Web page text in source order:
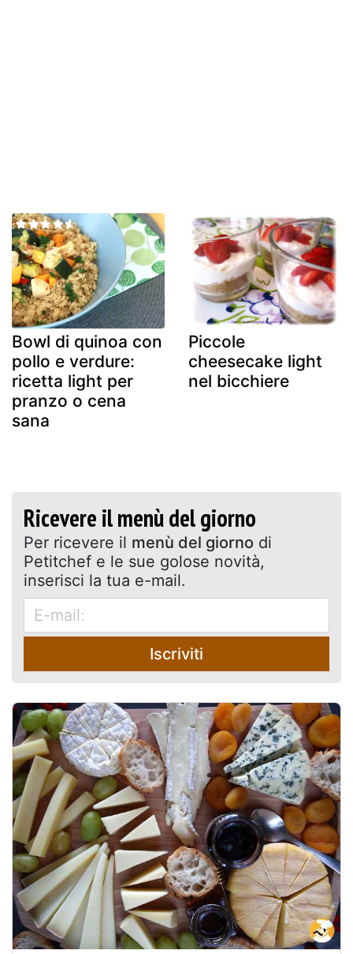
Bowl di quinoa con
pollo e verdure:
ricetta light per
pranzo o cena
sana
Piccole
cheesecake light
nel bicchiere
Ricevere il menù del giorno
Per ricevere il menù del giorno di
Petitchef e le sue golose novità,
inserisci la tua e-mail.
Iscriviti